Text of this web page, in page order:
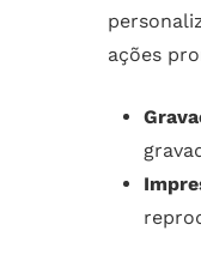
ações